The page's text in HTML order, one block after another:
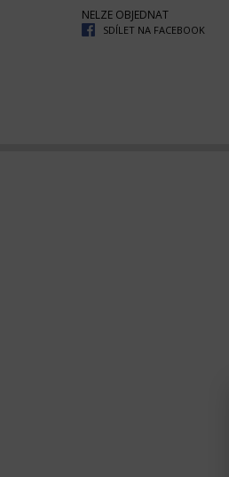
NELZE OBJEDNAT
SDÍLET NA FACEBOOK